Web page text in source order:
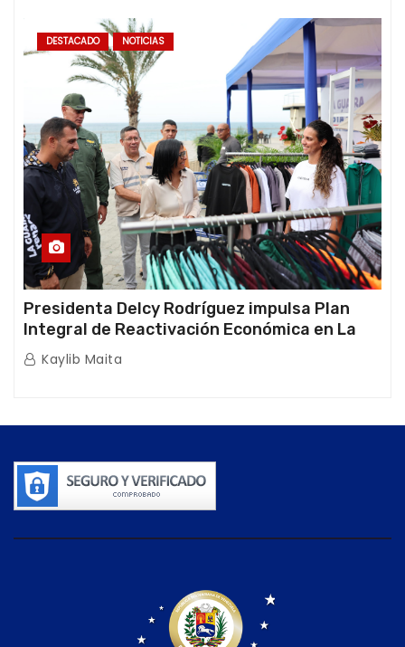
DESTACADO NOTICIAS
Presidenta Delcy Rodríguez impulsa Plan
Integral de Reactivación Económica en La
Guaira
Kaylib Maita